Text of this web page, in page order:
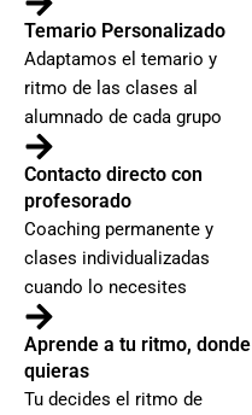
Temario Personalizado
Adaptamos el temario y
ritmo de las clases al
alumnado de cada grupo
Contacto directo con
profesorado
Coaching permanente y
clases individualizadas
cuando lo necesites
Aprende a tu ritmo, donde
quieras
Tu decides el ritmo de